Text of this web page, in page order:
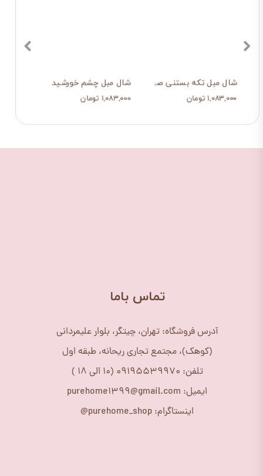
شال مبل چشم خورشید
۱,۰۸۳,۰۰۰ تومان
شال مبل تکه بستنی صورتی
۱,۰۸۳,۰۰۰ تومان
هایش
​تماس باما
آدرس فروشگاه: تهران، چیتگر، بلوار علیمردانی
(کوهک)، مجتمع تجاری ریحانه، طبقه اول
تلفن: 09195539970 (10 الی 18 )
ایمیل: purehome1399@gmail.com
اینستاگرام: purehome_shop@